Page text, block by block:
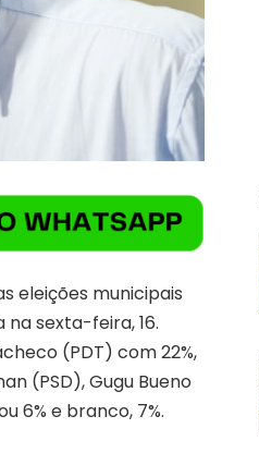
eleições municipais
sexta-feira, 16.
(PDT) com 22%,
(PSD), Gugu Bueno
6% e branco, 7%.